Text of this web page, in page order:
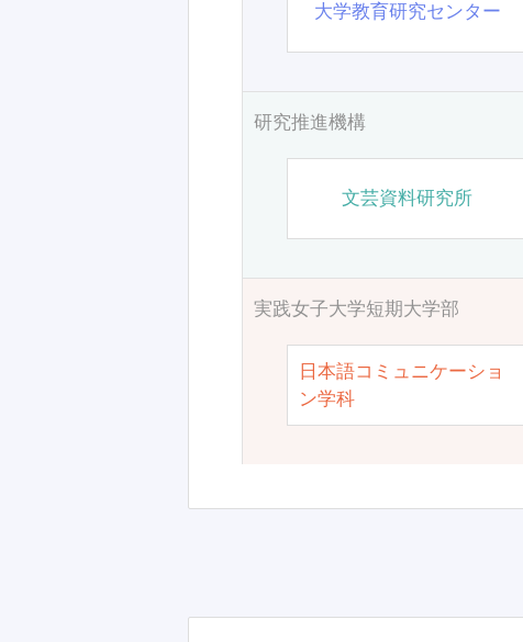
大学教育研究センター
研究推進機構
文芸資料研究所
実践女子大学短期大学部
日本語コミュニケーショ
ン学科